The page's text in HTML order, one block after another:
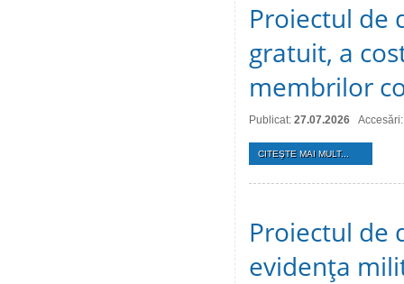
Proiectul de
gratuit, a
membrilor
Publicat: 27.07.2026
CITEŞTE MAI MULT...
Proiectul de
evidenţa